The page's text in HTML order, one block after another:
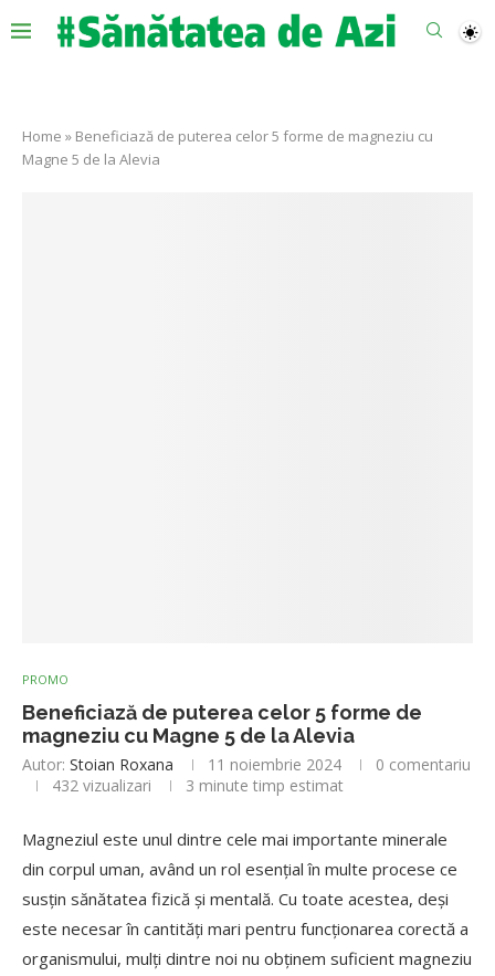
Home » Beneficiază de puterea celor 5 forme de magneziu cu
Magne 5 de la Alevia
PROMO
Beneficiază de puterea celor 5 forme de
magneziu cu Magne 5 de la Alevia
Autor: Stoian Roxana 11 noiembrie 2024
0 comentariu
432 vizualizari 3 minute timp estimat
Magneziul este unul dintre cele mai importante minerale
din corpul uman, având un rol esențial în multe procese ce
susțin sănătatea fizică și mentală. Cu toate acestea, deși
este necesar în cantități mari pentru funcționarea corectă a
organismului, mulți dintre noi nu obținem suficient magneziu